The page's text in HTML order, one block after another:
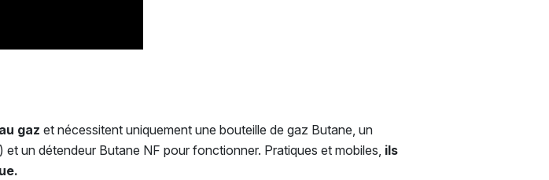
gaz et nécessitent uniquement une bouteille de gaz Butane, un
un détendeur Butane NF pour fonctionner. Pratiques et mobiles, ils